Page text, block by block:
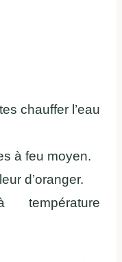
chauffer l’eau
à feu moyen.
d’oranger.